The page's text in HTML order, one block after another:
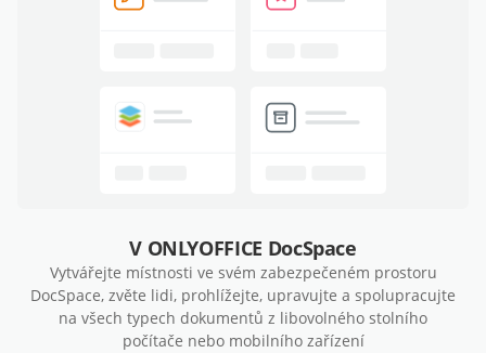
V ONLYOFFICE DocSpace
Vytvářejte místnosti ve svém zabezpečeném prostoru
DocSpace, zvěte lidi, prohlížejte, upravujte a spolupracujte
na všech typech dokumentů z libovolného stolního
počítače nebo mobilního zařízení